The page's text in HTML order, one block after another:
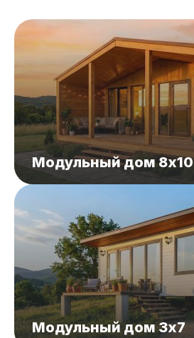
Модульный дом 8x10
Модульный дом 3x7